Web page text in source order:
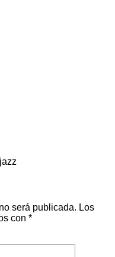
será publicada. Los
con *